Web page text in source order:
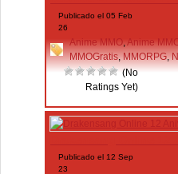
Publicado el 05 Feb
26
Anime MMO,Anime
MMOGratis,MMORPG,
(No
Ratings Yet)
Publicado el 12 Sep
23